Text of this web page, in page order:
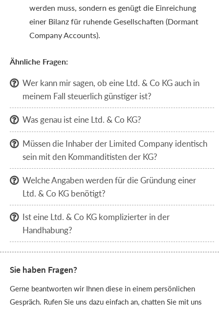
werden muss, sondern es genügt die Einreichung
einer Bilanz für ruhende Gesellschaften (Dormant
Company Accounts).
Ähnliche Fragen:
 Wer kann mir sagen, ob eine Ltd. & Co KG auch in
meinem Fall steuerlich günstiger ist?
 Was genau ist eine Ltd. & Co KG?
 Müssen die Inhaber der Limited Company identisch
sein mit den Kommanditisten der KG?
 Welche Angaben werden für die Gründung einer
Ltd. & Co KG benötigt?
 Ist eine Ltd. & Co KG komplizierter in der
Handhabung?
Sie haben Fragen?
Gerne beantworten wir Ihnen diese in einem persönlichen
Gespräch. Rufen Sie uns dazu einfach an, chatten Sie mit uns